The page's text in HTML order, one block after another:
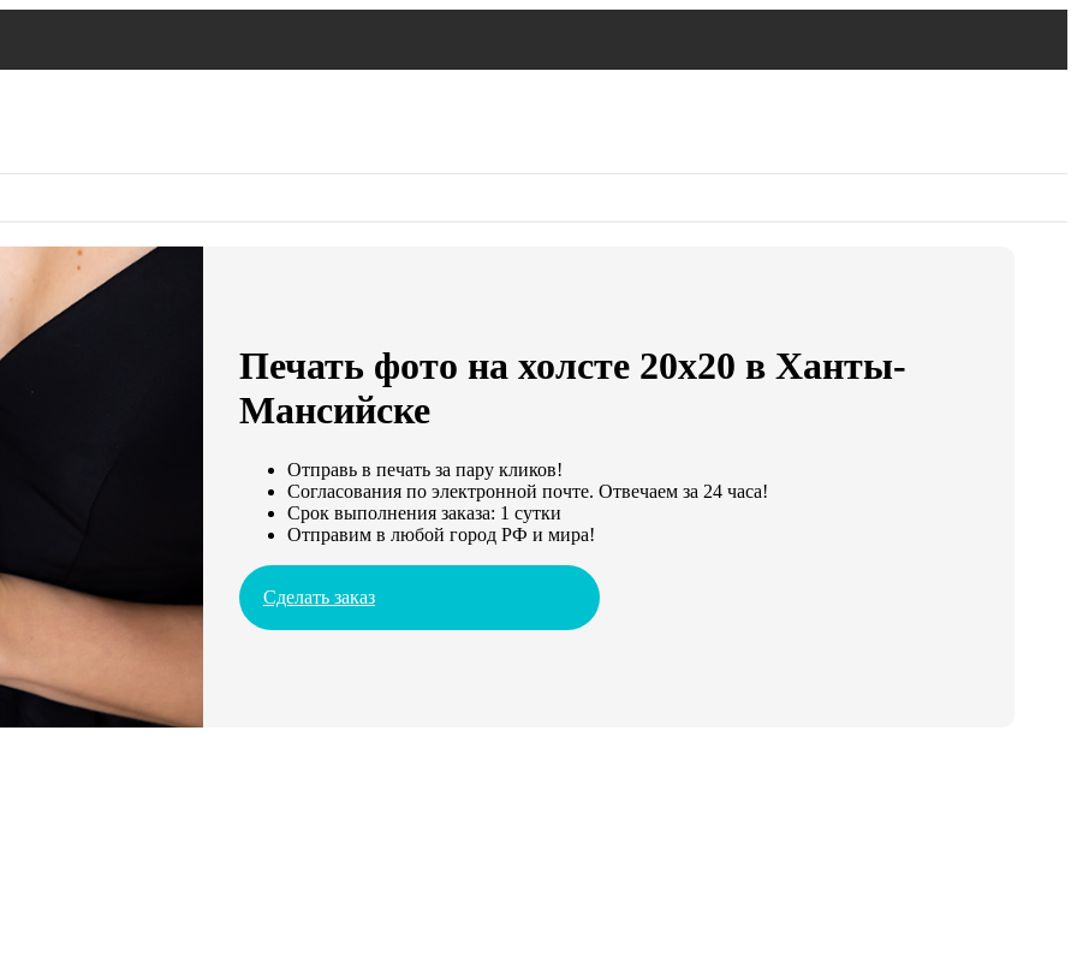
Печать фото на холсте 20х20 в Ханты-
Мансийске
Отправь в печать за пару кликов!
Согласования по электронной почте. Отвечаем за 24 часа!
Срок выполнения заказа: 1 сутки
Отправим в любой город РФ и мира!
Сделать заказ